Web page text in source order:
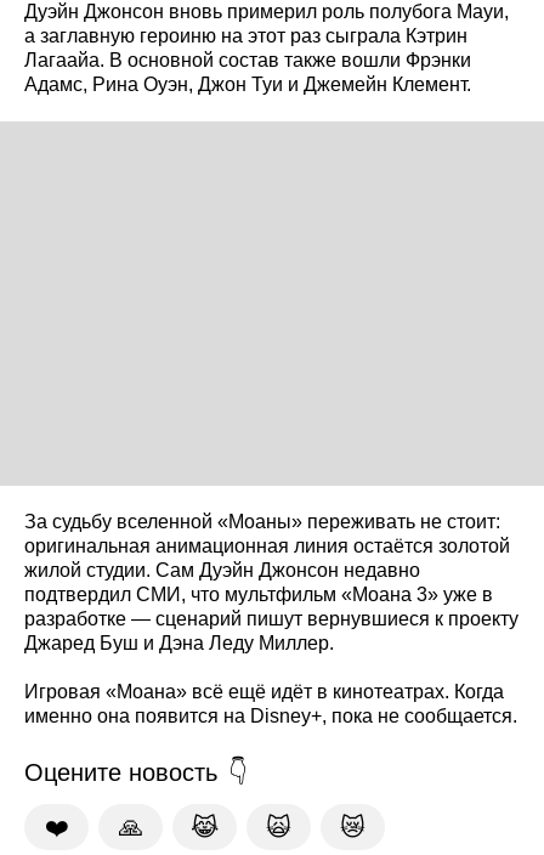
Дуэйн Джонсон вновь примерил роль полубога Мауи,
а заглавную героиню на этот раз сыграла Кэтрин
Лагаайа. В основной состав также вошли Фрэнки
Адамс, Рина Оуэн, Джон Туи и Джемейн Клемент.
За судьбу вселенной «Моаны» переживать не стоит:
оригинальная анимационная линия остаётся золотой
жилой студии. Сам Дуэйн Джонсон недавно
подтвердил СМИ, что мультфильм «Моана 3» уже в
разработке — сценарий пишут вернувшиеся к проекту
Джаред Буш и Дэна Леду Миллер.
Игровая «Моана» всё ещё идёт в кинотеатрах. Когда
именно она появится на Disney+, пока не сообщается.
Оцените новость
❤️ 🙏 😹 🙀 😿